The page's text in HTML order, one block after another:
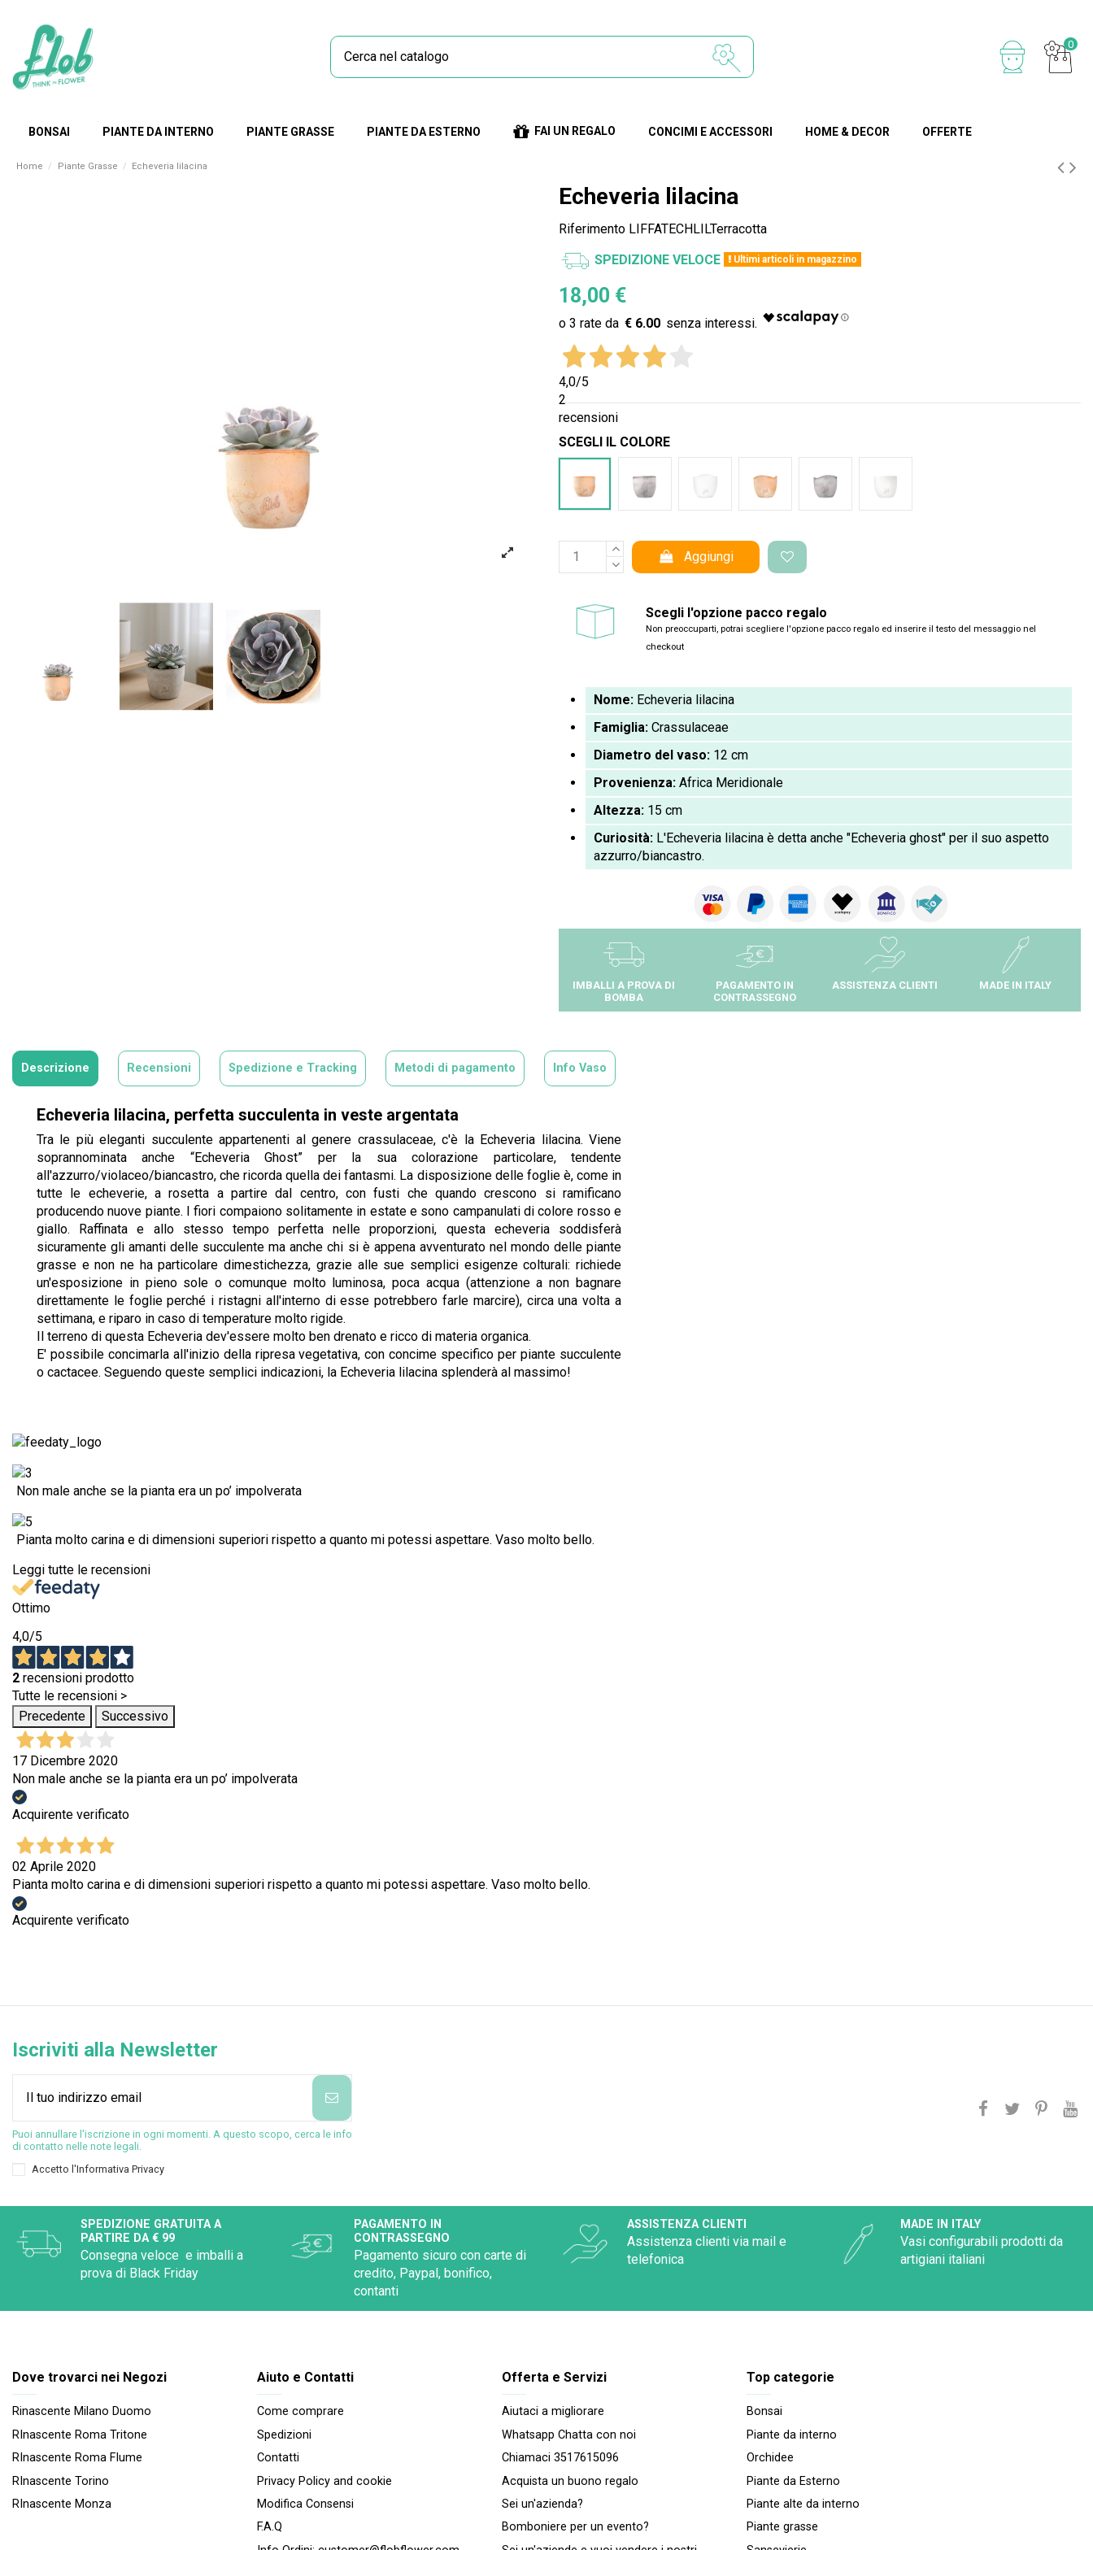
0
BONSAI PIANTE DA INTERNO PIANTE GRASSE PIANTE DA ESTERNO FAI UN REGALO CONCIMI E ACCESSORI HOME & DECOR OFFERTE
Home Piante Grasse Echeveria lilacina
Echeveria lilacina
Riferimento LIFFATECHLILTerracotta
SPEDIZIONE VELOCE Ultimi articoli in magazzino
18,00 €
€ 6.00
4,0/5
2
recensioni
SCEGLI IL COLORE
Aggiungi
Scegli l'opzione pacco regalo
Non preoccuparti, potrai scegliere l'opzione pacco regalo ed inserire il testo del messaggio nel
checkout
Nome: Echeveria lilacina
Famiglia: Crassulaceae
Diametro del vaso: 12 cm
Provenienza: Africa Meridionale
Altezza: 15 cm
Curiosità: L'Echeveria lilacina è detta anche "Echeveria ghost" per il suo aspetto
azzurro/biancastro.
IMBALLI A PROVA DI
BOMBA
PAGAMENTO IN
CONTRASSEGNO
ASSISTENZA CLIENTI MADE IN ITALY
Descrizione Recensioni Spedizione e Tracking Metodi di pagamento Info Vaso
Echeveria lilacina, perfetta succulenta in veste argentata
Tra le più eleganti succulente appartenenti al genere crassulaceae, c'è la Echeveria lilacina. Viene
soprannominata anche “Echeveria Ghost” per la sua colorazione particolare, tendente
all'azzurro/violaceo/biancastro, che ricorda quella dei fantasmi. La disposizione delle foglie è, come in
tutte le echeverie, a rosetta a partire dal centro, con fusti che quando crescono si ramificano
producendo nuove piante. I fiori compaiono solitamente in estate e sono campanulati di colore rosso e
giallo. Raffinata e allo stesso tempo perfetta nelle proporzioni, questa echeveria soddisferà
sicuramente gli amanti delle succulente ma anche chi si è appena avventurato nel mondo delle piante
grasse e non ne ha particolare dimestichezza, grazie alle sue semplici esigenze colturali: richiede
un'esposizione in pieno sole o comunque molto luminosa, poca acqua (attenzione a non bagnare
direttamente le foglie perché i ristagni all'interno di esse potrebbero farle marcire), circa una volta a
settimana, e riparo in caso di temperature molto rigide.
Il terreno di questa Echeveria dev'essere molto ben drenato e ricco di materia organica.
E' possibile concimarla all'inizio della ripresa vegetativa, con concime specifico per piante succulente
o cactacee. Seguendo queste semplici indicazioni, la Echeveria lilacina splenderà al massimo!
Non male anche se la pianta era un po’ impolverata
Pianta molto carina e di dimensioni superiori rispetto a quanto mi potessi aspettare. Vaso molto bello.
Leggi tutte le recensioni
Ottimo
4,0/5
2 recensioni prodotto
Tutte le recensioni >
Precedente
Successivo
17 Dicembre 2020
Non male anche se la pianta era un po’ impolverata
Acquirente verificato
02 Aprile 2020
Pianta molto carina e di dimensioni superiori rispetto a quanto mi potessi aspettare. Vaso molto bello.
Acquirente verificato
Iscriviti alla Newsletter
Puoi annullare l'iscrizione in ogni momenti. A questo scopo, cerca le info
di contatto nelle note legali.
Accetto l'Informativa Privacy
SPEDIZIONE GRATUITA A
PARTIRE DA € 99
Consegna veloce e imballi a
prova di Black Friday
PAGAMENTO IN
CONTRASSEGNO
Pagamento sicuro con carte di
credito, Paypal, bonifico,
contanti
ASSISTENZA CLIENTI
Assistenza clienti via mail e
telefonica
MADE IN ITALY
Vasi configurabili prodotti da
artigiani italiani
Dove trovarci nei Negozi
Rinascente Milano Duomo
RInascente Roma Tritone
RInascente Roma FIume
RInascente Torino
RInascente Monza
Aiuto e Contatti
Come comprare
Spedizioni
Contatti
Privacy Policy and cookie
Modifica Consensi
F.A.Q
Offerta e Servizi
Aiutaci a migliorare
Whatsapp Chatta con noi
Chiamaci 3517615096
Acquista un buono regalo
Sei un'azienda?
Bomboniere per un evento?
Top categorie
Bonsai
Piante da interno
Orchidee
Piante da Esterno
Piante alte da interno
Piante grasse